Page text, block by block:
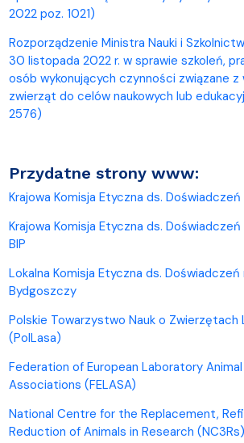
2022 poz. 1021)
Rozporządzenie Ministra Nauki i
30 listopada 2022 r. w sprawie szkoleń,
osób wykonujących czynności związane
zwierząt do celów naukowych lub
2576)
Przydatne strony www:
Krajowa Komisja Etyczna ds.
Krajowa Komisja Etyczna ds.
BIP
Lokalna Komisja Etyczna ds.
Bydgoszczy
Polskie Towarzystwo Nauk o Zwierzętach
(PolLasa)
Federation of European Laboratory
Associations (FELASA)
National Centre for the Replacement,
Reduction of Animals in Research (NC3Rs)